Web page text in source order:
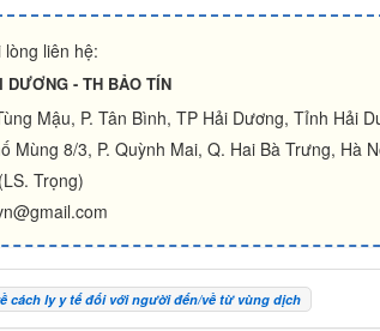
lòng liên hệ:
DƯƠNG - TH BẢO TÍN
Mậu, P. Tân Bình, TP Hải Dương, Tỉnh Hải
Mùng 8/3, P. Quỳnh Mai, Q. Hai Bà Trưng, Hà
(LS. Trọng)
cách ly y tế đối với người đến/về từ vùng dịch